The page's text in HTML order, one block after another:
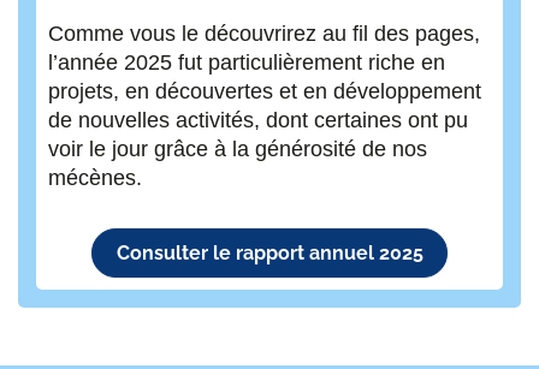
Comme vous le découvrirez au fil des pages,
l’année 2025 fut particulièrement riche en
projets, en découvertes et en développement
de nouvelles activités, dont certaines ont pu
voir le jour grâce à la générosité de nos
mécènes.
Consulter le rapport annuel 2025